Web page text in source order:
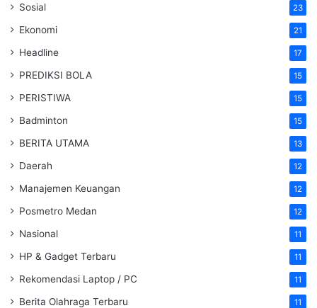
Sosial 23
Ekonomi 21
Headline 17
PREDIKSI BOLA 15
PERISTIWA 15
Badminton 15
BERITA UTAMA 13
Daerah 12
Manajemen Keuangan 12
Posmetro Medan 12
Nasional 11
HP & Gadget Terbaru 11
Rekomendasi Laptop / PC 11
Berita Olahraga Terbaru 11